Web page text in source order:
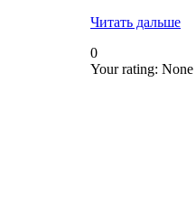
Читать дальше
0
Your rating: None